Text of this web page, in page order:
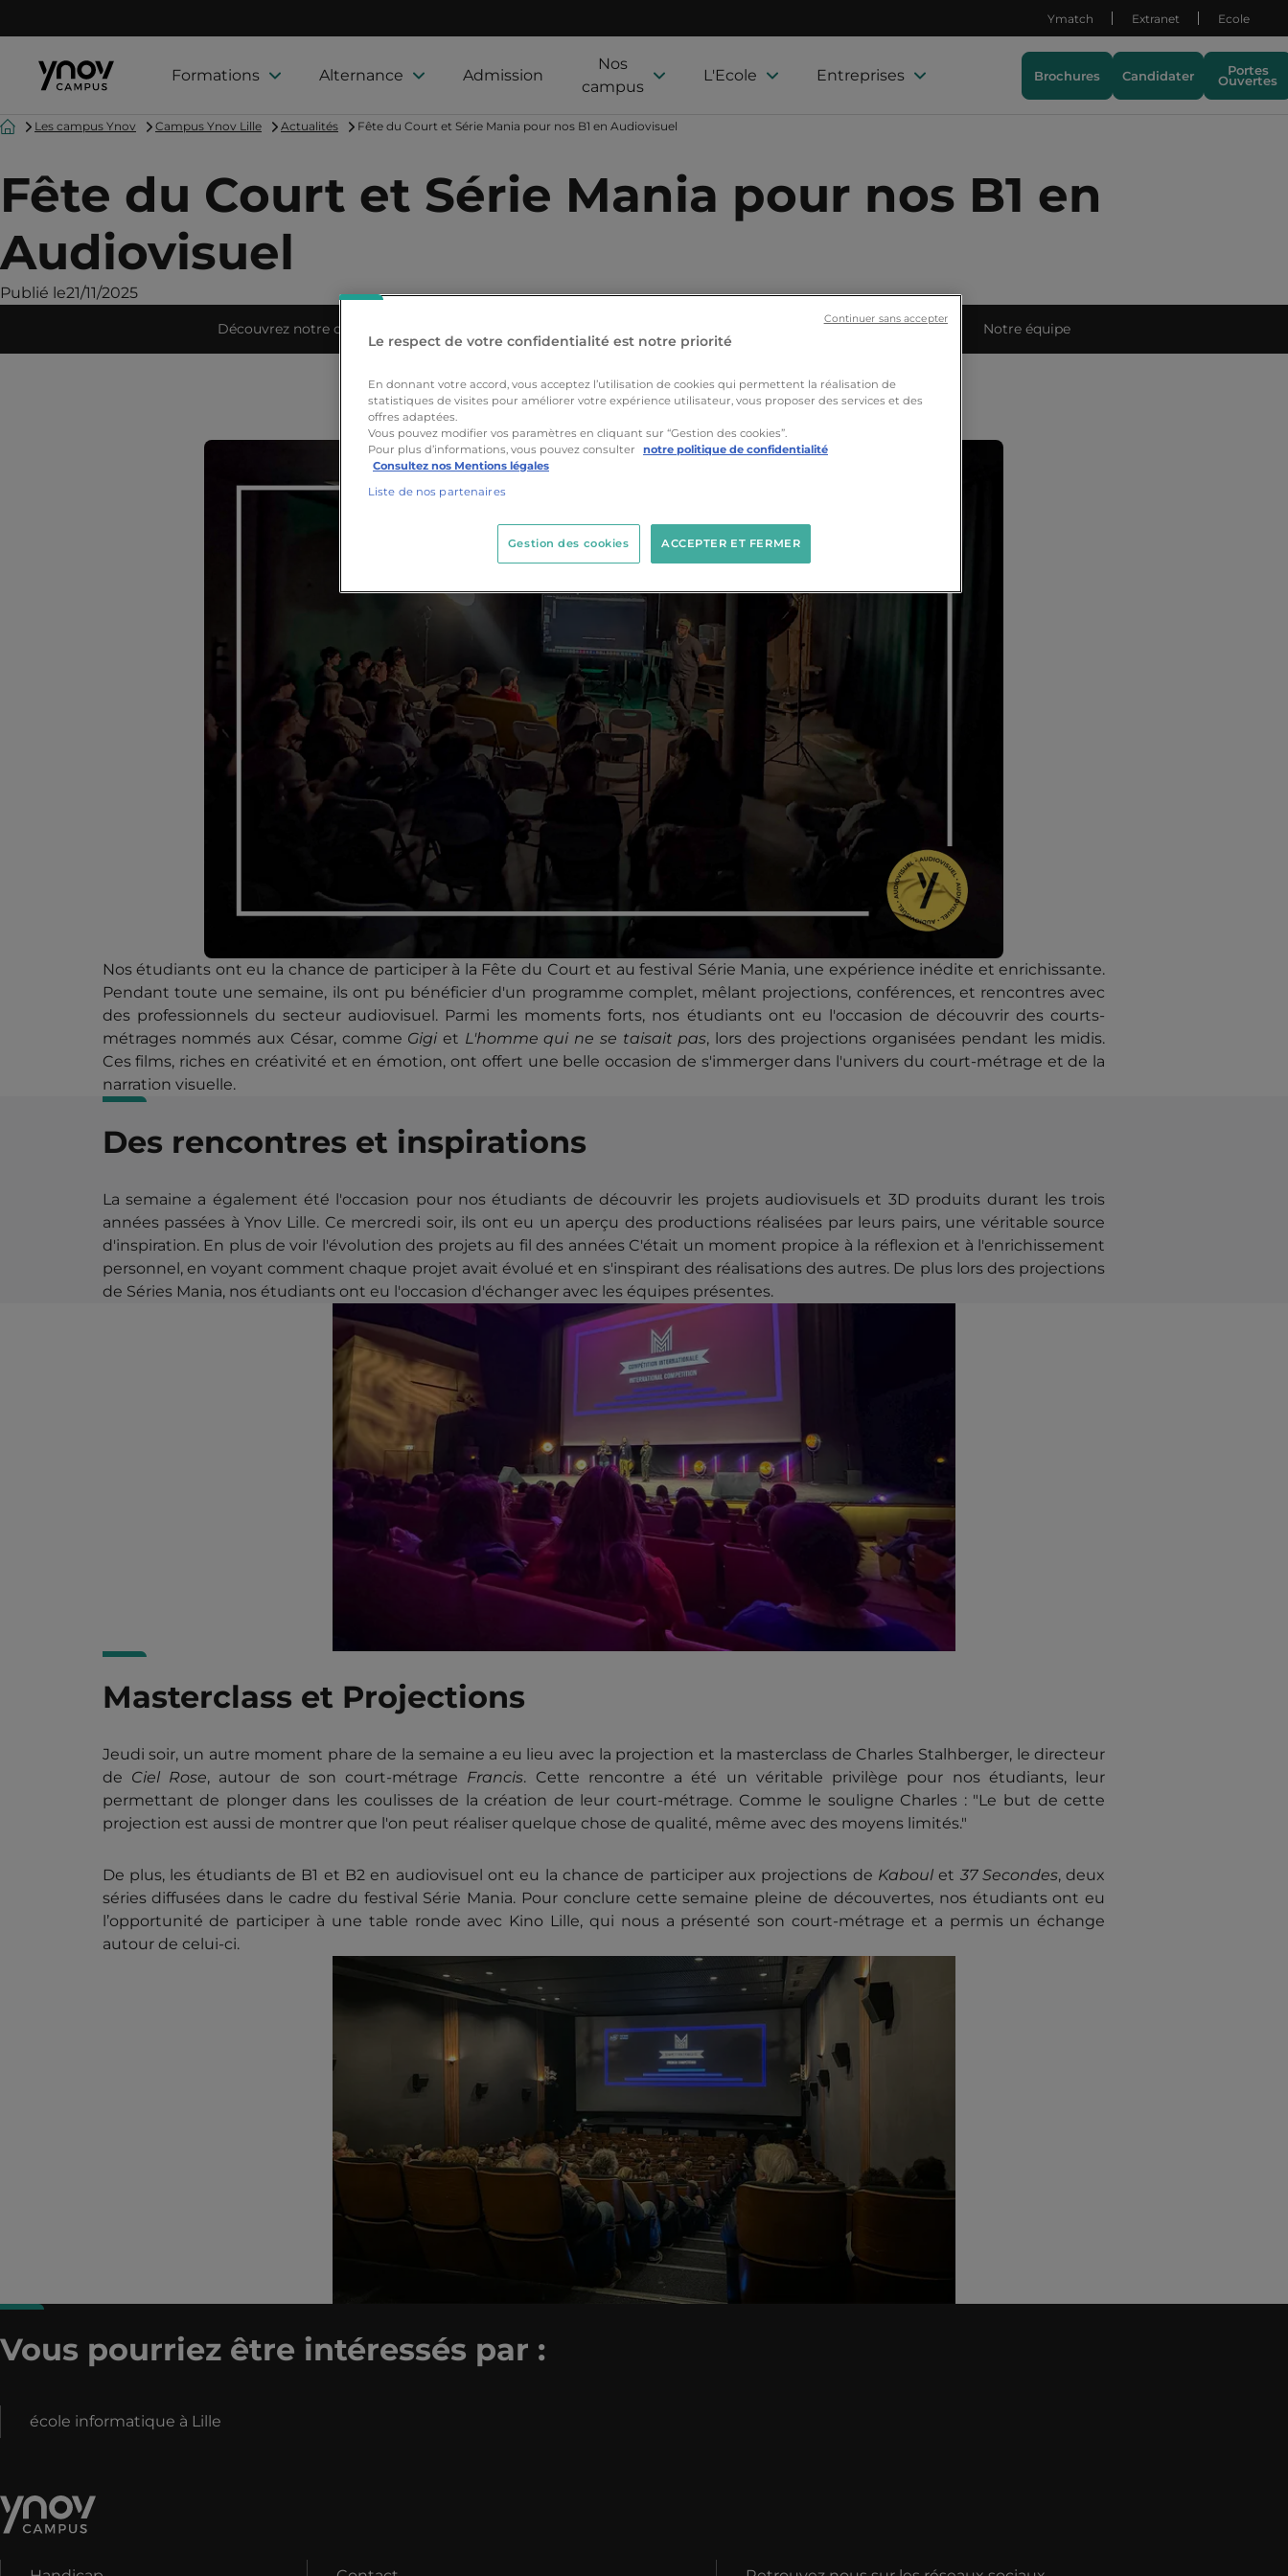
Formations Alternance Admission
Nos
campus
L'Ecole Entreprises
Ymatch Extranet Ecole
Brochures Candidater Portes
Ouvertes
AccueilLes campus Ynov Campus Ynov Lille Actualités Fête du Court et Série Mania pour nos B1 en Audiovisuel
Fête du Court et Série Mania pour nos B1 en
Audiovisuel
Publié le21/11/2025
Découvrez notre campus Projets étudiants Notre équipe
Nos étudiants ont eu la chance de participer à la Fête du Court et au festival Série Mania, une expérience inédite et enrichissante.
Pendant toute une semaine, ils ont pu bénéficier d'un programme complet, mêlant projections, conférences, et rencontres avec
des professionnels du secteur audiovisuel. Parmi les moments forts, nos étudiants ont eu l'occasion de découvrir des courts-
métrages nommés aux César, comme Gigi et L'homme qui ne se taisait pas, lors des projections organisées pendant les midis.
Ces films, riches en créativité et en émotion, ont offert une belle occasion de s'immerger dans l'univers du court-métrage et de la
narration visuelle.
Des rencontres et inspirations
La semaine a également été l'occasion pour nos étudiants de découvrir les projets audiovisuels et 3D produits durant les trois
années passées à Ynov Lille. Ce mercredi soir, ils ont eu un aperçu des productions réalisées par leurs pairs, une véritable source
d'inspiration. En plus de voir l'évolution des projets au fil des années C'était un moment propice à la réflexion et à l'enrichissement
personnel, en voyant comment chaque projet avait évolué et en s'inspirant des réalisations des autres. De plus lors des projections
de Séries Mania, nos étudiants ont eu l'occasion d'échanger avec les équipes présentes.
Masterclass et Projections
Jeudi soir, un autre moment phare de la semaine a eu lieu avec la projection et la masterclass de Charles Stalhberger, le directeur
de Ciel Rose, autour de son court-métrage Francis. Cette rencontre a été un véritable privilège pour nos étudiants, leur
permettant de plonger dans les coulisses de la création de leur court-métrage. Comme le souligne Charles : "Le but de cette
projection est aussi de montrer que l'on peut réaliser quelque chose de qualité, même avec des moyens limités."
De plus, les étudiants de B1 et B2 en audiovisuel ont eu la chance de participer aux projections de Kaboulet 37 Secondes, deux
séries diffusées dans le cadre du festival Série Mania. Pour conclure cette semaine pleine de découvertes, nos étudiants ont eu
l’opportunité de participer à une table ronde avec Kino Lille, qui nous a présenté son court-métrage et a permis un échange
autour de celui-ci.
Vous pourriez être intéressés par :
école informatique à Lille
Le respect de votre confidentialité est notre priorité
En donnant votre accord, vous acceptez l’utilisation de cookies qui permettent la réalisation de
statistiques de visites pour améliorer votre expérience utilisateur, vous proposer des services et des
offres adaptées.
Vous pouvez modifier vos paramètres en cliquant sur “Gestion des cookies”.
Pour plus d’informations, vous pouvez consulter
notre politique de confidentialité
Consultez nos Mentions légales
Liste de nos partenaires
ACCEPTER ET FERMER
Gestion des cookies
Continuer sans accepter